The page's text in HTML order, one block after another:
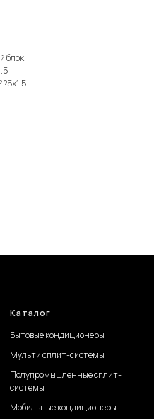
блок
Каталог
Бытовые кондиционеры
Мульти сплит-системы
Полупромышленные сплит-
системы
Мобильные кондиционеры